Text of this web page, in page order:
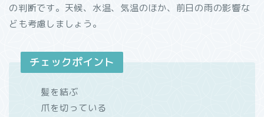
の判断です。天候、水温、気温のほか、前日の雨の影響な
ども考慮しましょう。
チェックポイント
髪を結ぶ
爪を切っている